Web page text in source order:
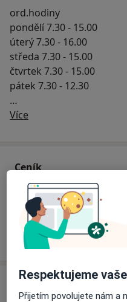
ord.hodiny
pondělí 7.30 - 15.00
úterý 7.30 - 16.00
středa 7.30 - 15.00
čtvrtek 7.30 - 15.00
pátek 7.30 - 12.30
Nutnost objednání!
Více
Ceník
Informace o službách
Tento specialista ještě
svých
Adresa
Respektujeme
Přijetím povolujete nám a